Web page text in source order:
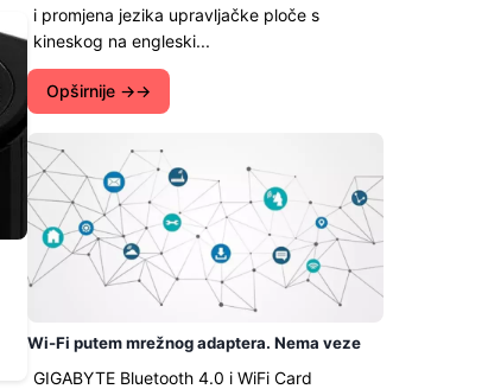
i promjena jezika upravljačke ploče s
kineskog na engleski...
Opširnije →
Wi-Fi putem mrežnog adaptera. Nema veze
GIGABYTE Bluetooth 4.0 i WiFi Card